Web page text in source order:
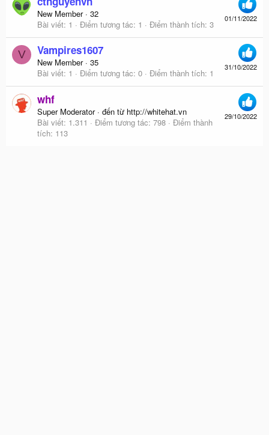
01/11/2022
New Member · 32
Bài viết 1 Điểm tương tác 1 Điểm thành tích 3
V
31/10/2022
Vampires1607
New Member · 35
Bài viết 1 Điểm tương tác 0 Điểm thành tích 1
29/10/2022
whf
Super Moderator · đến từ http://whitehat.vn
Bài viết 1.311 Điểm tương tác 798
Điểm thành
tích 113